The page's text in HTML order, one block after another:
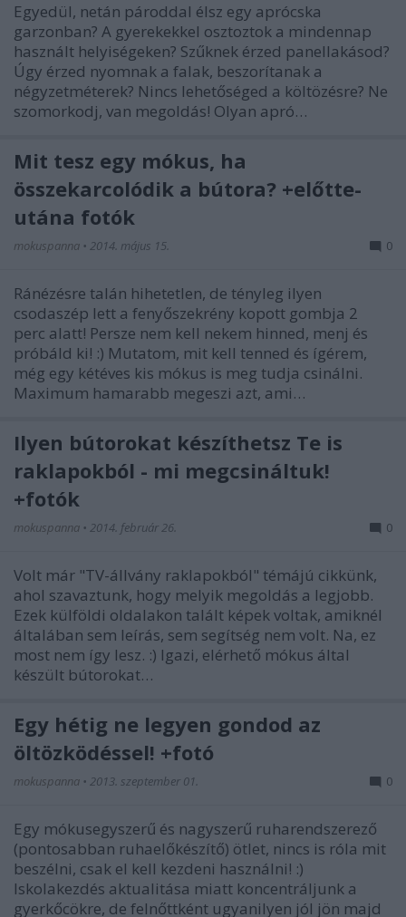
Egyedül, netán pároddal élsz egy aprócska
garzonban? A gyerekekkel osztoztok a mindennap
használt helyiségeken? Szűknek érzed panellakásod?
Úgy érzed nyomnak a falak, beszorítanak a
négyzetméterek? Nincs lehetőséged a költözésre? Ne
szomorkodj, van megoldás! Olyan apró…
Mit tesz egy mókus, ha
összekarcolódik a bútora? +előtte-
utána fotók
mokuspanna • 2014. május 15. 0
Ránézésre talán hihetetlen, de tényleg ilyen
csodaszép lett a fenyőszekrény kopott gombja 2
perc alatt! Persze nem kell nekem hinned, menj és
próbáld ki! :) Mutatom, mit kell tenned és ígérem,
még egy kétéves kis mókus is meg tudja csinálni.
Maximum hamarabb megeszi azt, ami…
Ilyen bútorokat készíthetsz Te is
raklapokból - mi megcsináltuk!
+fotók
mokuspanna • 2014. február 26. 0
Volt már "TV-állvány raklapokból" témájú cikkünk,
ahol szavaztunk, hogy melyik megoldás a legjobb.
Ezek külföldi oldalakon talált képek voltak, amiknél
általában sem leírás, sem segítség nem volt. Na, ez
most nem így lesz. :) Igazi, elérhető mókus által
készült bútorokat…
Egy hétig ne legyen gondod az
öltözködéssel! +fotó
mokuspanna • 2013. szeptember 01. 0
Egy mókusegyszerű és nagyszerű ruharendszerező
(pontosabban ruhaelőkészítő) ötlet, nincs is róla mit
beszélni, csak el kell kezdeni használni! :)
Iskolakezdés aktualitása miatt koncentráljunk a
gyerkőcökre, de felnőttként ugyanilyen jól jön majd